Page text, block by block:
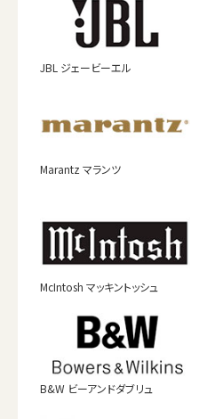
JBL ジェービーエル
Marantz マランツ
McIntosh マッキントッシュ
B&W ビーアンドダブリュ